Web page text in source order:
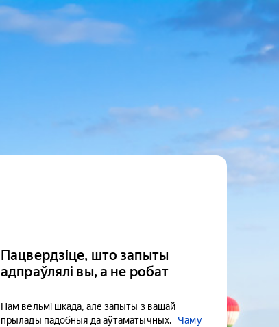
Пацвердзіце, што запыты
адпраўлялі вы, а не робат
Нам вельмі шкада, але запыты з вашай
прылады падобныя да аўтаматычных.
Чаму